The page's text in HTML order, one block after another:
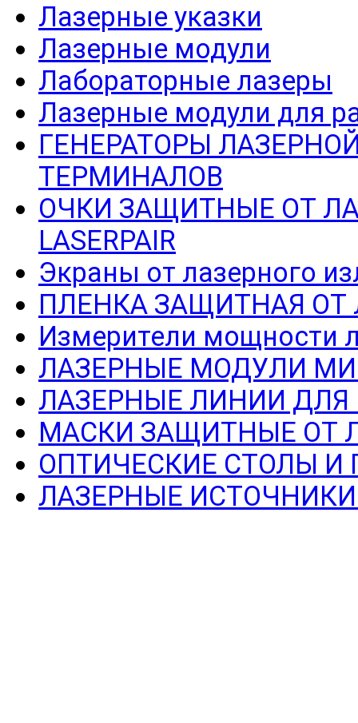
Лазерные указки
Лазерные модули
Лабораторные лазеры
Лазерные модули для
ГЕНЕРАТОРЫ
ТЕРМИНАЛОВ
ОЧКИ ЗАЩИТНЫЕ ОТ
LASERPAIR
Экраны от лазерного
ПЛЕНКА ЗАЩИТНАЯ ОТ
Измерители мощности
ЛАЗЕРНЫЕ МОДУЛИ
ЛАЗЕРНЫЕ ЛИНИИ
МАСКИ ЗАЩИТНЫЕ ОТ
ОПТИЧЕСКИЕ СТОЛЫ И
ЛАЗЕРНЫЕ ИСТОЧНИКИ